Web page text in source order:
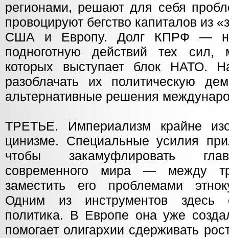
регионами, решают для себя
провоцируют бегство капиталов из
США и Европу. Долг КПРФ —
подноготную действий тех
которых выступает блок НАТО.
разоблачать их политическую
альтернативные решения
ТРЕТЬЕ. Империализм крайне
цинизме. Специальные усилия
чтобы закамуфлировать
современного мира — между
заместить его проблемами
Одним из инструментов здесь
политика. В Европе она уже
помогает олигархии сдерживать